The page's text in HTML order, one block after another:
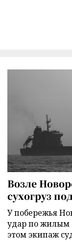
Возле
сухогруз
У побережья
удар по жилым
этом экипаж